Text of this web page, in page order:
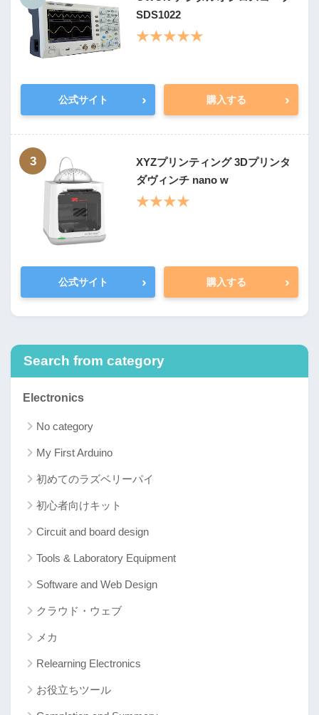
SDS1022
★★★★★
公式サイト › 購入する ›
3
XYZプリンティング 3Dプリンタ
ダヴィンチ nano w
★★★★
公式サイト › 購入する ›
Search from category
Electronics
No category
My First Arduino
初めてのラズベリーパイ
初心者向けキット
Circuit and board design
Tools & Laboratory Equipment
Software and Web Design
クラウド・ウェブ
メカ
Relearning Electronics
お役立ちツール